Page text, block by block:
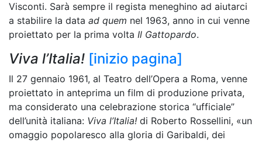
Visconti. Sarà sempre il regista meneghino ad aiutarci
a stabilire la data ad quem nel 1963, anno in cui venne
proiettato per la prima volta Il Gattopardo.
Viva l’Italia! [inizio pagina]
Il 27 gennaio 1961, al Teatro dell’Opera a Roma, venne
proiettato in anteprima un film di produzione privata,
ma considerato una celebrazione storica “ufficiale”
dell’unità italiana: Viva l’Italia! di Roberto Rossellini, «un
omaggio popolaresco alla gloria di Garibaldi, dei